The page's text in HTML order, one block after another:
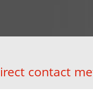
contact